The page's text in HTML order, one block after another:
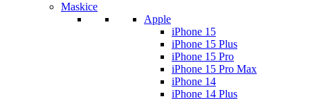
Maskice
Apple
iPhone 15
iPhone 15 Plus
iPhone 15 Pro
iPhone 15 Pro Max
iPhone 14
iPhone 14 Plus